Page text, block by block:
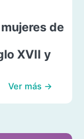
de
XVII y
Ver más →